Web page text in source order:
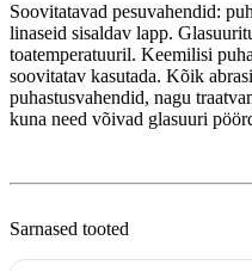
Soovitatavad pesuvahendid:
linaseid sisaldav lapp.
toatemperatuuril. Keemilisi
soovitatav kasutada. Kõik
puhastusvahendid, nagu
kuna need võivad glasuuri
Sarnased tooted